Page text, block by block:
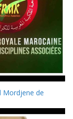
Mordjene de